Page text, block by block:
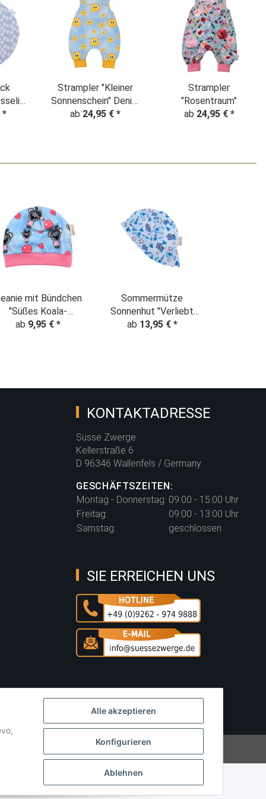
Alle akzeptieren
Konfigurieren
Ablehnen
*
Strampler "Kleiner
Sonnenschein" Denim
Look
ab 24,95 € *
Strampler
"Rosentraum"
ab 24,95 € *
mit Bündchen
"Süßes Koala-
Denim Look
ab 9,95 € *
Sommermütze
Sonnenhut "Verliebt
ins Meer" maritim
ab 13,95 € *
KONTAKTADRESSE
Süsse Zwerge
Kellerstraße 6
D 96346 Wallenfels / Germany
GESCHÄFTSZEITEN:
Montag - Donnerstag: 09:00 - 15:00 Uhr
Freitag:
09:00 - 13:00 Uhr
Samstag:
geschlossen
SIE ERREICHEN UNS